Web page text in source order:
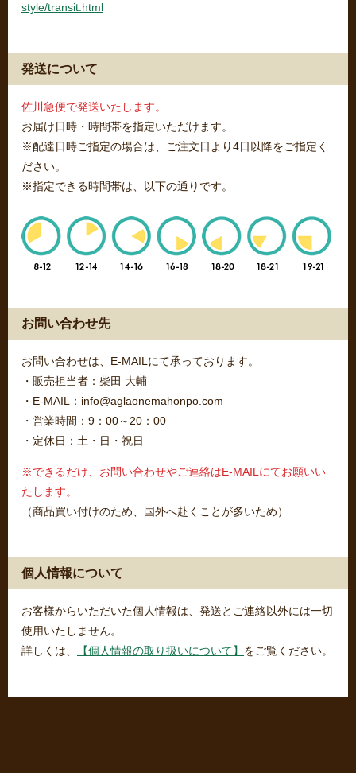
style/transit.html
発送について
佐川急便で発送いたします。
お届け日時・時間帯を指定いただけます。
※配達日時ご指定の場合は、ご注文日より4日以降をご指定く
ださい。
※指定できる時間帯は、以下の通りです。
お問い合わせ先
お問い合わせは、E-MAILにて承っております。
・販売担当者：柴田 大輔
・E-MAIL：info@aglaonemahonpo.com
・営業時間：9：00～20：00
・定休日：土・日・祝日
※できるだけ、お問い合わせやご連絡はE-MAILにてお願いい
たします。
（商品買い付けのため、国外へ赴くことが多いため）
個人情報について
お客様からいただいた個人情報は、発送とご連絡以外には一切
使用いたしません。
詳しくは、
【個人情報の取り扱いについて】 をご覧ください。